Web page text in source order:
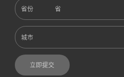
省份
城市
立即提交